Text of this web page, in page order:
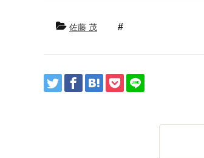
佐藤 茂